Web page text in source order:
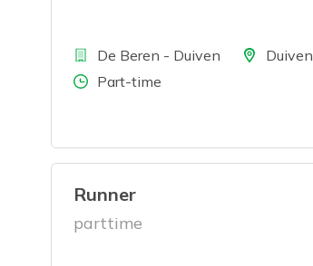
BedrijfDe Beren - Duiven LocatieDuiven
Aantal uren
Part-time
Runner
parttime